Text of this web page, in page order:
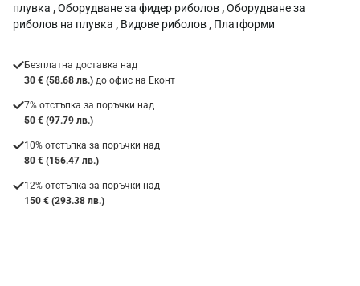
плувка ,Оборудване за фидер риболов ,Оборудване за
риболов на плувка , Видове риболов , Платформи
Безплатна доставка над
30 € (58.68 лв.) до офис на Еконт
7% отстъпка за поръчки над
50 € (97.79 лв.)
10% отстъпка за поръчки над
80 € (156.47 лв.)
12% отстъпка за поръчки над
150 € (293.38 лв.)